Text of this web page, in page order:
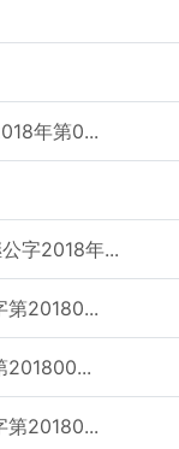
年第0...
字2018年...
第20180...
201800...
第20180...